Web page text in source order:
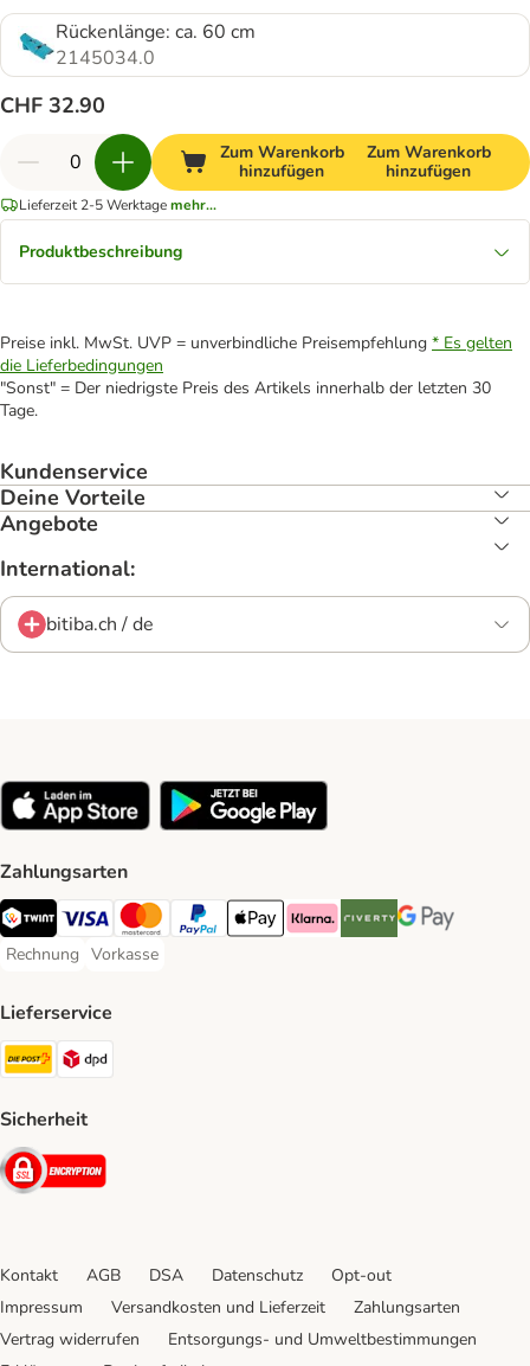
Rückenlänge: ca. 60 cm
2145034.0
CHF 32.90
Zum Warenkorb
hinzufügen
Zum Warenkorb
hinzufügen
Lieferzeit 2-5 Werktagemehr...
Produktbeschreibung
Preise inkl. MwSt. UVP = unverbindliche Preisempfehlung * Es gelten
die Lieferbedingungen
"Sonst" = Der niedrigste Preis des Artikels innerhalb der letzten 30
Tage.
Kundenservice
Deine Vorteile
Angebote
International:
bitiba.ch / de
Zahlungsarten
TWINT Payment Method
Visa Payment Method
MasterCard Payment Method
PayPal Payment Method
Apple Pay Payment Method
Klarna Payment Method
Riverty Payment Method
Google Pay
Rechnung
Rechnung Payment Method
Vorkasse
Vorkasse Payment Method
Lieferservice
Die Post Shipping Method
Sicherheit
Security
Kontakt AGB DSA Datenschutz
Opt-out
Impressum
Versandkosten und Lieferzeit
Zahlungsarten
Vertrag widerrufen
Entsorgungs- und Umweltbestimmungen